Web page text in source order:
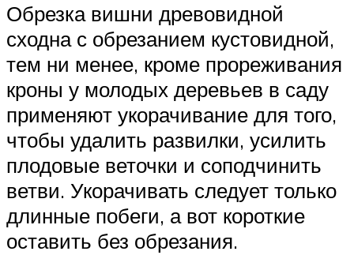
Обрезка вишни древовидной
сходна с обрезанием кустовидной,
тем ни менее, кроме прореживания
кроны у молодых деревьев в саду
применяют укорачивание для того,
чтобы удалить развилки, усилить
плодовые веточки и соподчинить
ветви. Укорачивать следует только
длинные побеги, а вот короткие
оставить без обрезания.